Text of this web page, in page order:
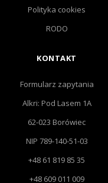
Polityka cookies
RODO
KONTAKT
Formularz zapytania
Alkri: Pod Lasem 1A
62-023 Borówiec
NIP 789-140-51-03
+48 61 819 85 35
+48 609 011 009